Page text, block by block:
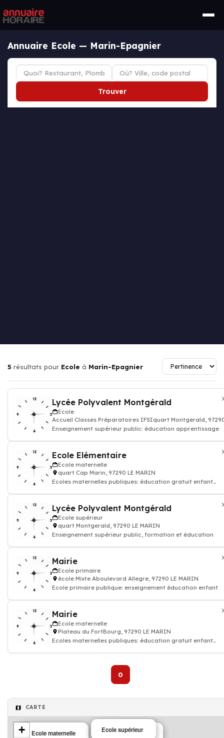
Annuaire Ecole — Marin-Epagnier
Trouver
5 résultats pour Ecole à Marin-Epagnier
Lycée Polyvalent Montgérald
Ecole
Accueil Classes Préparatoires IFSIquart Montgerald,
Enseignement supérieur public: éducation apprentissage
Ecole Elémentaire
Ecole maternelle
quart Cap Marin, 97290 LE MARIN
Ecoles maternelles publiques: éducation gratuit enfant
Lycée Polyvalent Montgérald
Ecole supérieur
quart Montgerald, 97290 LE MARIN
Enseignement supérieur public, formation et éducation
Mairie
Ecole primaire
école Mixte Aboulevard Allegre, 97290 LE MARIN
Ecole primaire publique: enseignement éducation enfant
Mairie
Ecole maternelle
Plateau du FortBourg, 97290 LE MARIN
Ecoles maternelles publiques: éducation gratuit enfant
0
CARTE
Ecole
Ecole maternelle Ecole supérieur
+